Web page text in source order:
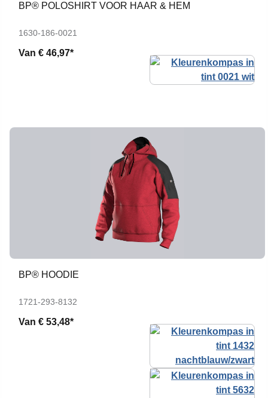
BP® POLOSHIRT VOOR HAAR & HEM
1630-186-0021
Van € 46,97*
BP® HOODIE
1721-293-8132
Van € 53,48*